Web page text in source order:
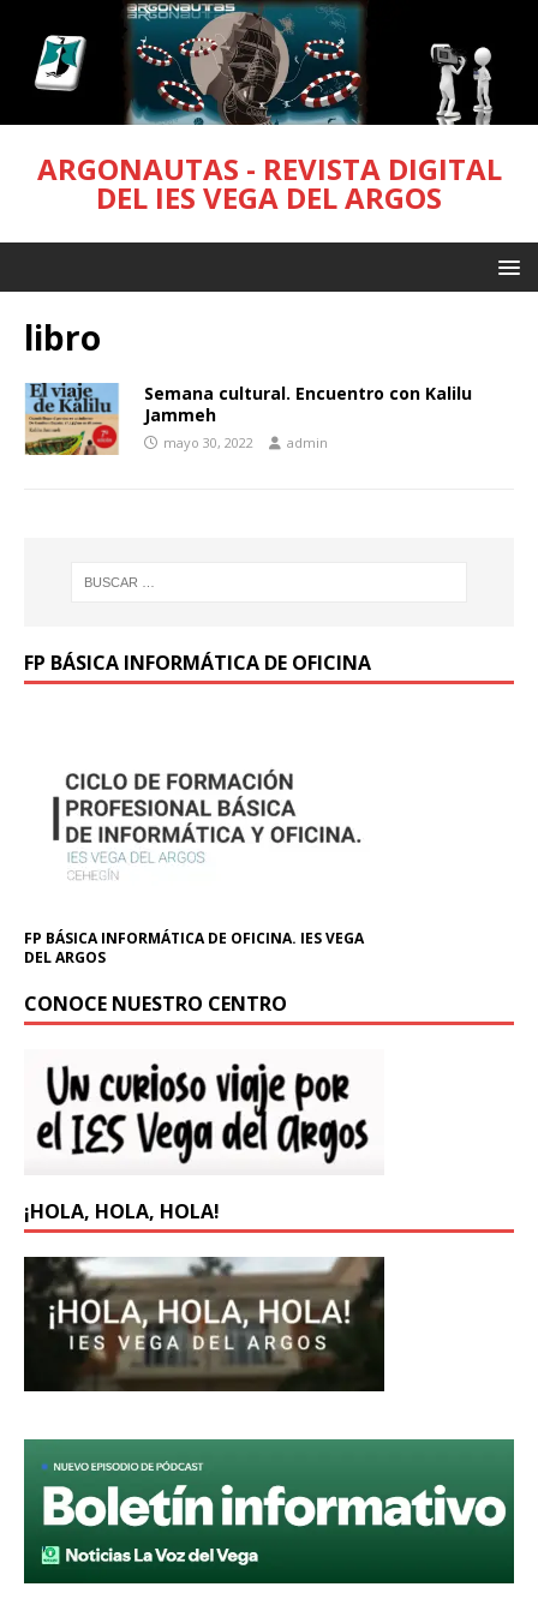
ARGONAUTAS - REVISTA DIGITAL
DEL IES VEGA DEL ARGOS
libro
Semana cultural. Encuentro con Kalilu
Jammeh
mayo 30, 2022 admin
FP BÁSICA INFORMÁTICA DE OFICINA
FP BÁSICA INFORMÁTICA DE OFICINA. IES VEGA
DEL ARGOS
CONOCE NUESTRO CENTRO
¡HOLA, HOLA, HOLA!